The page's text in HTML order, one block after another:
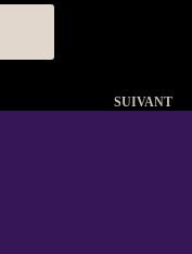
SUIVANT